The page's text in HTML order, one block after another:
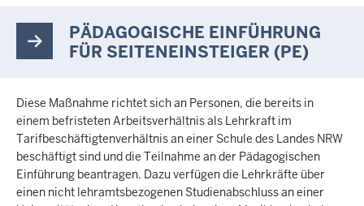
PÄDAGOGISCHE EINFÜHRUNG
FÜR SEITENEINSTEIGER (PE)
Diese Maßnahme richtet sich an Personen, die bereits in
einem befristeten Arbeitsverhältnis als Lehrkraft im
Tarifbeschäftigtenverhältnis an einer Schule des Landes NRW
beschäftigt sind und die Teilnahme an der Pädagogischen
Einführung beantragen. Dazu verfügen die Lehrkräfte über
einen nicht lehramtsbezogenen Studienabschluss an einer